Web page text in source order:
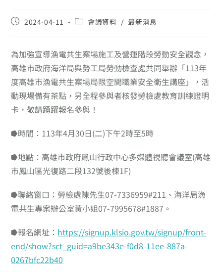
2024-04-11 會議資料 / 最新消息
為加強宣導漁電共生案場施工及營運階段勞動安全觀念，
高雄市政府海洋局與勞工局勞動檢查處共同舉辦「113年
度高雄市漁電共生案場局限空間職業安全衛生講座」，活
動現場備有茶點，另全程參與者核發勞檢處教育訓練證明
卡，敬請踴躍報名參與！
⭓時間：113年4月30日(二)下午2時至5時
⭓地點：高雄市政府鳳山行政中心多媒體視聽會議室(高雄
市鳳山區光復路二段132號後棟1F)
⭓聯絡窗口：勞檢處陳先生07-7336959#211、海洋局漁
電共生專案辦公室黃小姐07-7995678#1887。
⭓報名網址： https://signup.klsio.gov.tw/signup/front-
end/show?sct_guid=a9be343e-f0d8-11ee-887a-
0267bfc22b40